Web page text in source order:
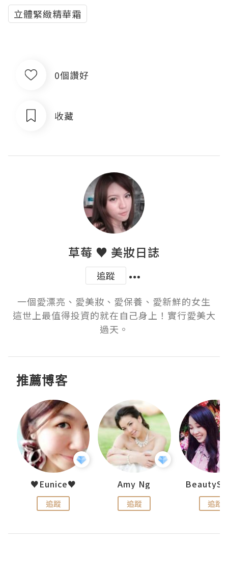
立體緊緻精華霜
0個讚好
收藏
草莓 ♥ 美妝日誌
追蹤
一個愛漂亮、愛美妝、愛保養、愛新鮮的女生
這世上最值得投資的就在自己身上！實行愛美大
過天。
推薦博客
♥Eunice♥
追蹤
Amy Ng
追蹤 追蹤